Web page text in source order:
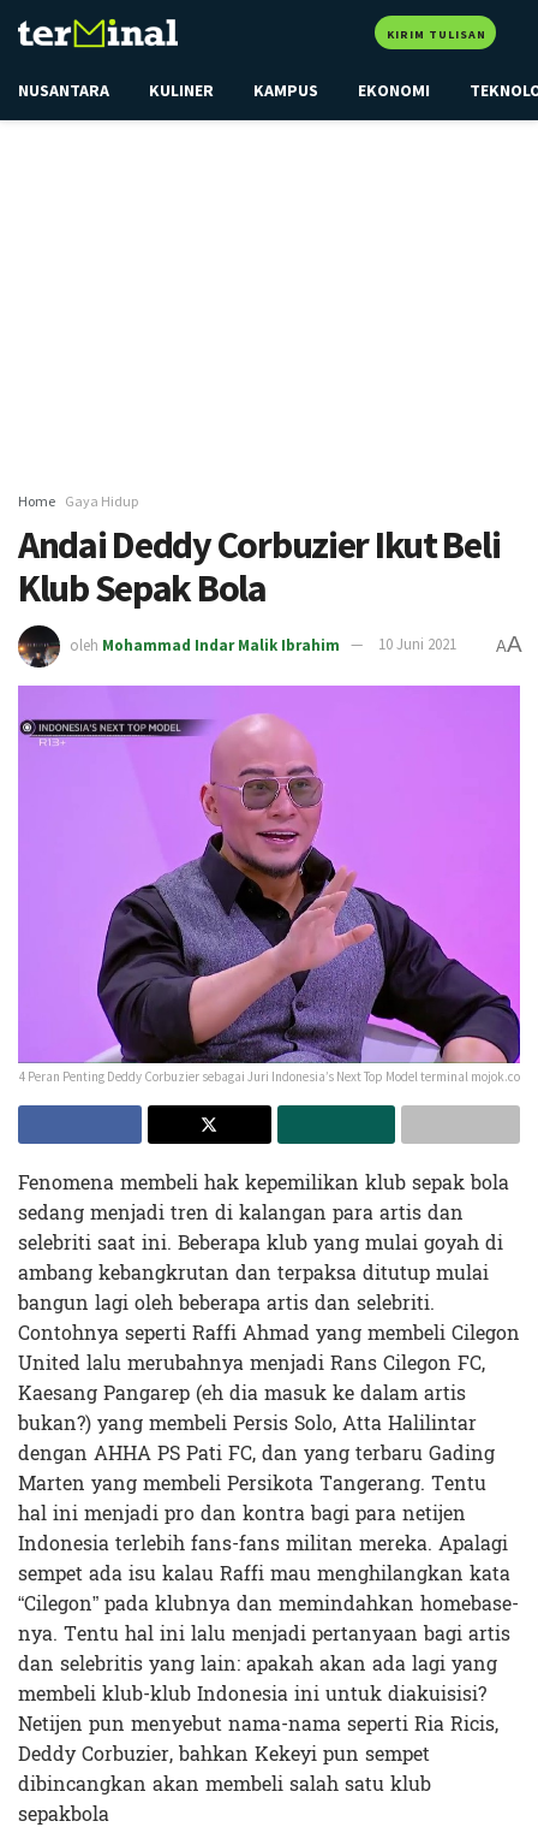
KIRIM TULISAN
NUSANTARA KULINER KAMPUS EKONOMI
Home Gaya Hidup
Andai Deddy Corbuzier Ikut Beli
Klub Sepak Bola
oleh Mohammad Indar Malik Ibrahim 10 Juni 2021 AA
4 Peran Penting Deddy Corbuzier sebagai Juri Indonesia’s Next Top Model terminal mojok.co
Fenomena membeli hak kepemilikan klub sepak bola
sedang menjadi tren di kalangan para artis dan
selebriti saat ini. Beberapa klub yang mulai goyah di
ambang kebangkrutan dan terpaksa ditutup mulai
bangun lagi oleh beberapa artis dan selebriti.
Contohnya seperti Raffi Ahmad yang membeli Cilegon
United lalu merubahnya menjadi Rans Cilegon FC,
Kaesang Pangarep (eh dia masuk ke dalam artis
bukan?) yang membeli Persis Solo, Atta Halilintar
dengan AHHA PS Pati FC, dan yang terbaru Gading
Marten yang membeli Persikota Tangerang. Tentu
hal ini menjadi pro dan kontra bagi para netijen
Indonesia terlebih fans-fans militan mereka. Apalagi
sempet ada isu kalau Raffi mau menghilangkan kata
“Cilegon” pada klubnya dan memindahkan homebase-
nya. Tentu hal ini lalu menjadi pertanyaan bagi artis
dan selebritis yang lain: apakah akan ada lagi yang
membeli klub-klub Indonesia ini untuk diakuisisi?
Netijen pun menyebut nama-nama seperti Ria Ricis,
Deddy Corbuzier, bahkan Kekeyi pun sempet
dibincangkan akan membeli salah satu klub
sepakbola